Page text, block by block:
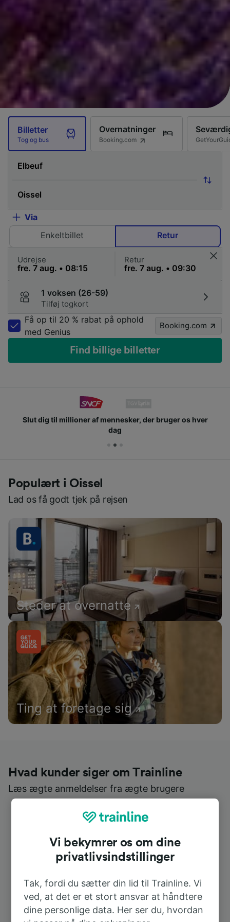
Billetter
Tog og bus
Overnatninger
Booking.com
Via
Enkeltbillet
Retur
Udrejse Retur
1 voksen (26-59)
Tilføj togkort
Få op til 20 % rabat på ophold
med Genius
Booking.com
Find billige billetter
Slut dig til millioner af mennesker, der bruger os hver
dag
Populært i Oissel
Lad os få godt tjek på rejsen
Steder at overnatte
Ting at foretage sig
Hvad kunder siger om Trainline
Læs ægte anmeldelser fra ægte brugere
Vi bekymrer os om dine
privatlivsindstillinger
Tak, fordi du sætter din lid til Trainline. Vi
ved, at det er et stort ansvar at håndtere
dine personlige data. Her ser du, hvordan